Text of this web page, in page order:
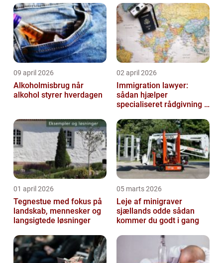
09 april 2026
Alkoholmisbrug når
alkohol styrer hverdagen
02 april 2026
Immigration lawyer:
sådan hjælper
specialiseret rådgivning i
01 april 2026
Tegnestue med fokus på
landskab, mennesker og
langsigtede løsninger
05 marts 2026
Leje af minigraver
sjællands odde sådan
kommer du godt i gang